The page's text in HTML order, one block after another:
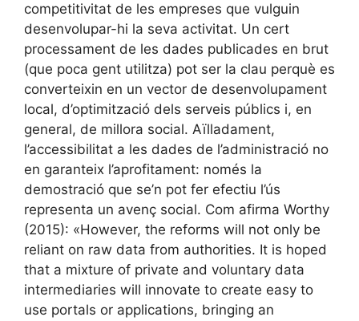
competitivitat de les empreses que vulguin
desenvolupar-hi la seva activitat. Un cert
processament de les dades publicades en brut
(que poca gent utilitza) pot ser la clau perquè es
converteixin en un vector de desenvolupament
local, d’optimització dels serveis públics i, en
general, de millora social. Aïlladament,
l’accessibilitat a les dades de l’administració no
en garanteix l’aprofitament: només la
demostració que se’n pot fer efectiu l’ús
representa un avenç social. Com afirma Worthy
(2015): «However, the reforms will not only be
reliant on raw data from authorities. It is hoped
that a mixture of private and voluntary data
intermediaries will innovate to create easy to
use portals or applications, bringing an